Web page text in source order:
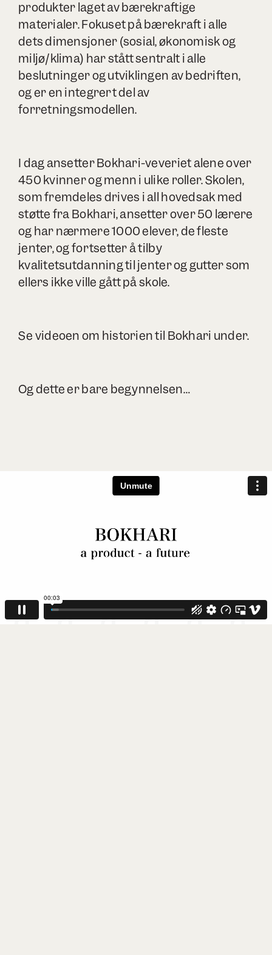
produkter laget av bærekraftige
materialer. Fokuset på bærekraft i alle
dets dimensjoner (sosial, økonomisk og
miljø/klima) har stått sentralt i alle
beslutninger og utviklingen av bedriften,
og er en integrert del av
forretningsmodellen.
I dag ansetter Bokhari-veveriet alene over
450 kvinner og menn i ulike roller. Skolen,
som fremdeles drives i all hovedsak med
støtte fra Bokhari, ansetter over 50 lærere
og har nærmere 1000 elever, de fleste
jenter, og fortsetter å tilby
kvalitetsutdanning til jenter og gutter som
ellers ikke ville gått på skole.
Se videoen om historien til Bokhari under.
Og dette er bare begynnelsen…